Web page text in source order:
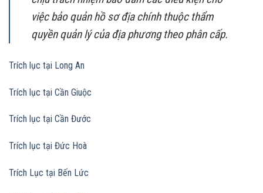
việc bảo quản hồ sơ địa chính thuộc thẩm
quyền quản lý của địa phương theo phân cấp.
Trích lục tại Long An
Trích lục tại Cần Giuộc
Trích lục tại Cần Đước
Trích lục tại Đức Hoà
Trích Lục tại Bến Lức